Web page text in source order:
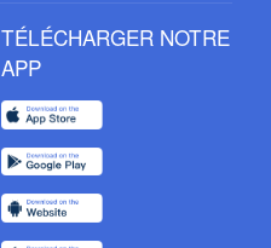
TÉLÉCHARGER NOTRE
APP